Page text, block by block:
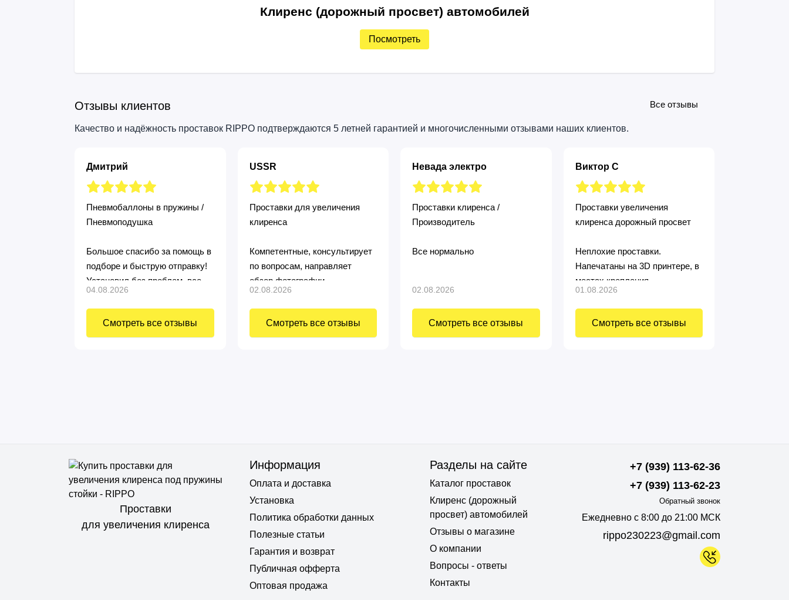
Клиренс (дорожный просвет) автомобилей
Посмотреть
Отзывы клиентов Все отзывы
Качество и надёжность проставок RIPPO подтверждаются 5 летней гарантией и многочисленными отзывами наших клиентов.
Дмитрий
Пневмобаллоны в пружины /
Пневмоподушка
Большое спасибо за помощь в
подборе и быструю отправку!
Установил без проблем, все
четко подошло! Продавца
рекомендую, все быстро и по
делу!
04.08.2026
Смотреть все отзывы
USSR
Проставки для увеличения
клиренса
Компетентные, консультирует
по вопросам, направляет
обзор фотографии
02.08.2026
Смотреть все отзывы
Невада электро
Проставки клиренса /
Производитель
Все нормально
02.08.2026
Смотреть все отзывы
Виктор С
Проставки увеличения
клиренса дорожный просвет
Неплохие проставки.
Напечатаны на 3D принтере, в
местах крепления
металлические втулки..
Приподнял машину. Заказывал
нестандартные 10мм, крепёж в
комплекте оказался
01.08.2026
Смотреть все отзывы
Проставки
для увеличения клиренса
Информация
Оплата и доставка
Установка
Политика обработки данных
Полезные статьи
Гарантия и возврат
Публичная офферта
Оптовая продажа
Разделы на сайте
Каталог проставок
Клиренс (дорожный
просвет) автомобилей
Отзывы о магазине
О компании
Вопросы - ответы
Контакты
+7 (939) 113-62-36
+7 (939) 113-62-23
Обратный звонок
Ежедневно с 8:00 до 21:00 МСК
rippo230223@gmail.com